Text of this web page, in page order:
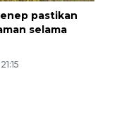
pastikan
selama
siswa laki-